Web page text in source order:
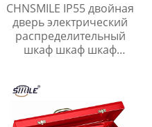
CHNSMILE IP55 двойная
дверь электрический
распределительный
шкаф шкаф шкаф
металлические шкаф
питания